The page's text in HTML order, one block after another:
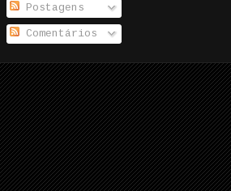
Postagens
Comentários